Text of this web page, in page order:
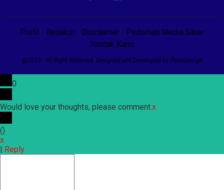
Profil Redaksi Disclaimer
Pedoman Media Siber
Kontak Kami
@2019 - All Right Reserved. Designed and Developed by PenciDesign
0
Would love your thoughts, please comment.x
()
x
| Reply